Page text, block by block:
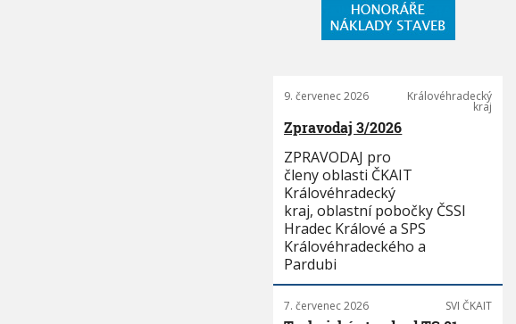
9. červenec 2026 Královéhradecký
kraj
Zpravodaj 3/2026
ZPRAVODAJ pro
členy oblasti ČKAIT
Královéhradecký
kraj, oblastní pobočky ČSSI
Hradec Králové a SPS
Královéhradeckého a
Pardubi
7. červenec 2026 SVI ČKAIT